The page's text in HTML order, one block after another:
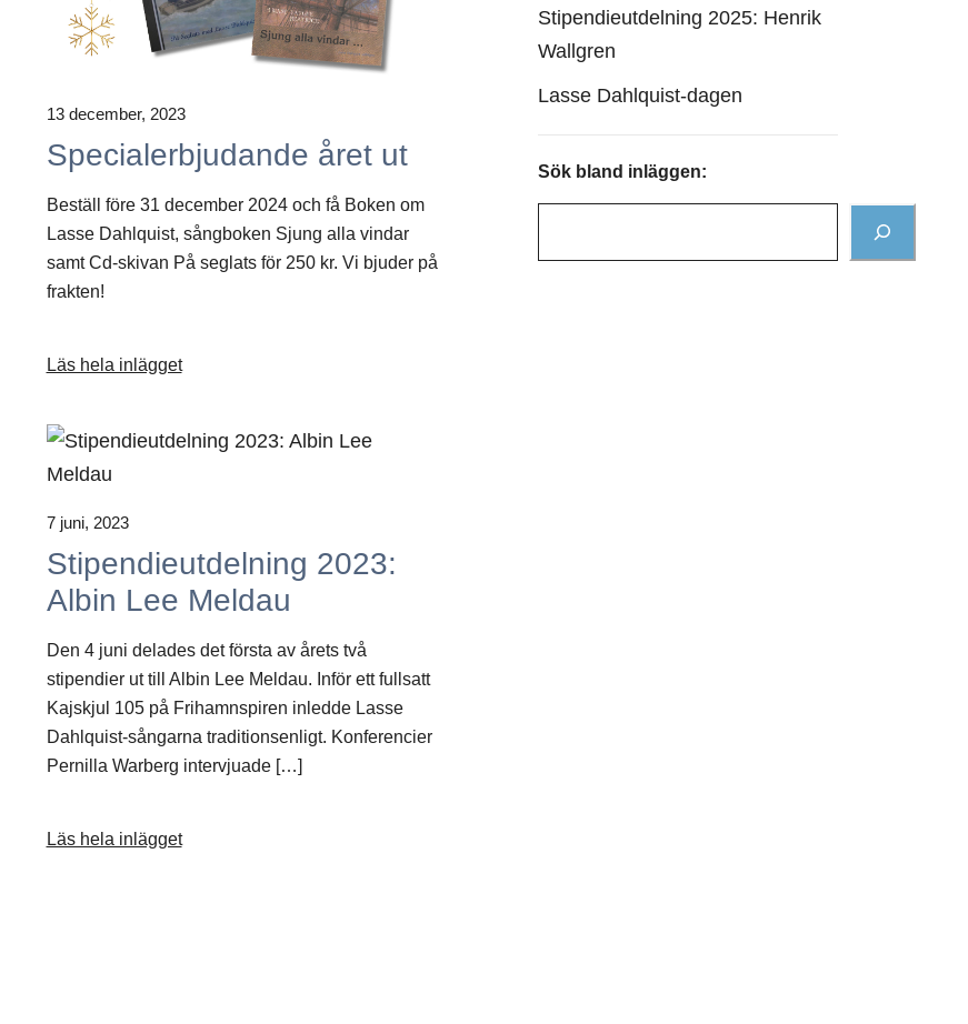
13 december, 2023
Specialerbjudande året ut
Beställ före 31 december 2024 och få Boken om
Lasse Dahlquist, sångboken Sjung alla vindar
samt Cd-skivan På seglats för 250 kr. Vi bjuder på
frakten!
Läs hela inlägget
7 juni, 2023
Stipendieutdelning 2023:
Albin Lee Meldau
Den 4 juni delades det första av årets två
stipendier ut till Albin Lee Meldau. Inför ett fullsatt
Kajskjul 105 på Frihamnspiren inledde Lasse
Dahlquist-sångarna traditionsenligt. Konferencier
Pernilla Warberg intervjuade […]
Läs hela inlägget
Stipendieutdelning 2025: Henrik
Wallgren
Lasse Dahlquist-dagen
Sök bland inläggen: